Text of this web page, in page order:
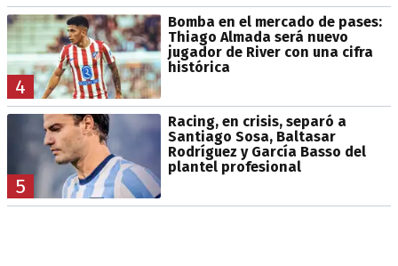
4
Bomba en el mercado de pases:
Thiago Almada será nuevo
jugador de River con una cifra
histórica
5
Racing, en crisis, separó a
Santiago Sosa, Baltasar
Rodríguez y García Basso del
plantel profesional